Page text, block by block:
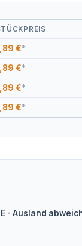
€*
€*
€*
€*
- Ausland